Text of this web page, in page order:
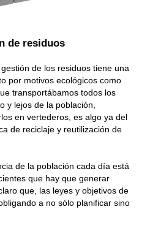
de residuos
de los residuos tiene una
por motivos ecológicos como
transportábamos todos los
y lejos de la población,
en vertederos, es algo ya del
de reciclaje y reutilización de
de la población cada día está
que hay que generar
que, las leyes y objetivos de
a no sólo planificar sino